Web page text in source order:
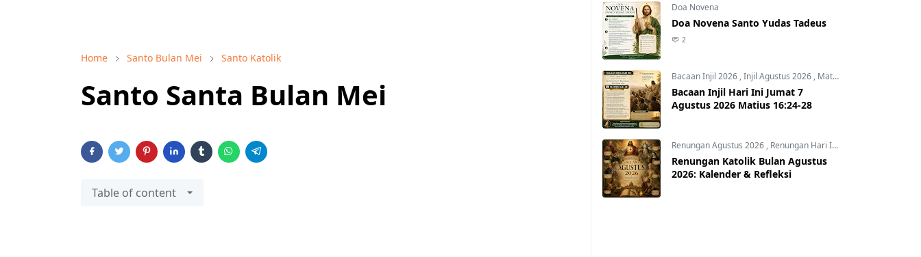
Home Santo Bulan Mei Santo Katolik
Santo Santa Bulan Mei
Table of content
Doa Novena
Doa Novena Santo Yudas Tadeus
2
Bacaan Injil 2026 ,Injil Agustus 2026 , Matius 16:24-28
Bacaan Injil Hari Ini Jumat 7
Agustus 2026 Matius 16:24-28
Renungan Agustus 2026 , Renungan Hari Ini
Renungan Katolik Bulan Agustus
2026: Kalender & Refleksi